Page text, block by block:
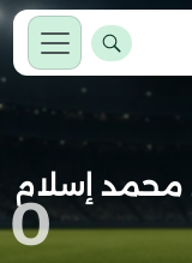
محمد إسلام
0